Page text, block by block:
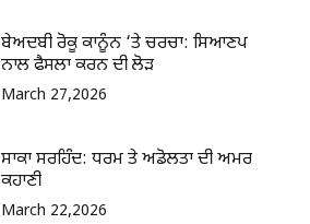
ਬੇਅਦਬੀ ਰੋਕੂ ਕਾਨੂੰਨ ‘ਤੇ ਚਰਚਾ: ਸਿਆਣਪ
ਨਾਲ ਫੈਸਲਾ ਕਰਨ ਦੀ ਲੋੜ
March 27,2026
ਸਾਕਾ ਸਰਹਿੰਦ: ਧਰਮ ਤੇ ਅਡੋਲਤਾ ਦੀ ਅਮਰ
ਕਹਾਣੀ
March 22,2026